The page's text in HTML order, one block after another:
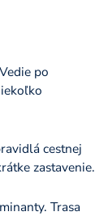
po
cestnej
zastavenie.
Trasa